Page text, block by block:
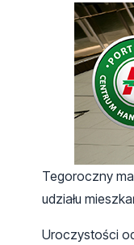
Tegoroczny
udziału
Uroczystości